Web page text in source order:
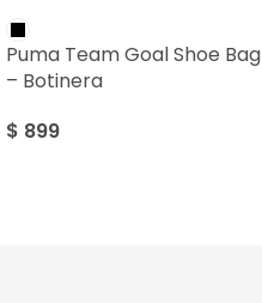
Puma Team Goal Shoe Bag
– Botinera
$ 899